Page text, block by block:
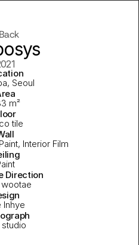
Seoul
m²
tile
Interior Film
Direction
wootae
Inhye
studio